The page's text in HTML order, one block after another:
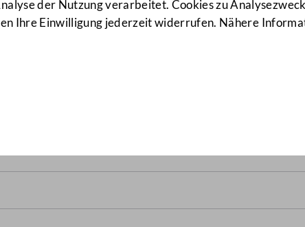
der Nutzung verarbeitet. Cookies zu
Ihre Einwilligung jederzeit widerrufen. Nähere
22. November 2018